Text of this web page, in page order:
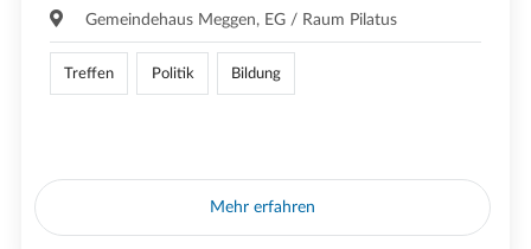
Gemeindehaus Meggen, EG / Raum Pilatus
Treffen Politik Bildung
Mehr erfahren